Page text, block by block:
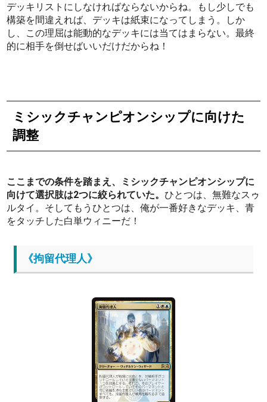
デッキリストにしなければならないからね。もし少しでも
構築を間違えれば、デッキは紙束になってしまう。しか
し、この理屈は能動的なデッキには当てはまらない。最終
的に相手を倒せばいいだけだからね！
ミシックチャンピオンシップに向けた
調整
ここまでの条件を踏まえ、ミシックチャンピオンシップに
向けて選択肢は2つに絞られていた。ひとつは、無難なスゥ
ルタイ。そしてもうひとつは、俺が一番好きなデッキ、青
をタッチした白単ウィニーだ！
《拘留代理人》